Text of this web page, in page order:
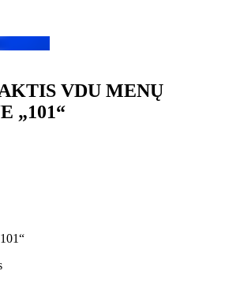
VDU MENŲ
„101“